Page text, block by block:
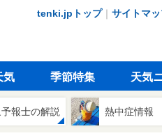
tenki.jpトップ｜ サイトマ
気 季節特集 天気
報士の解説 熱中症情報